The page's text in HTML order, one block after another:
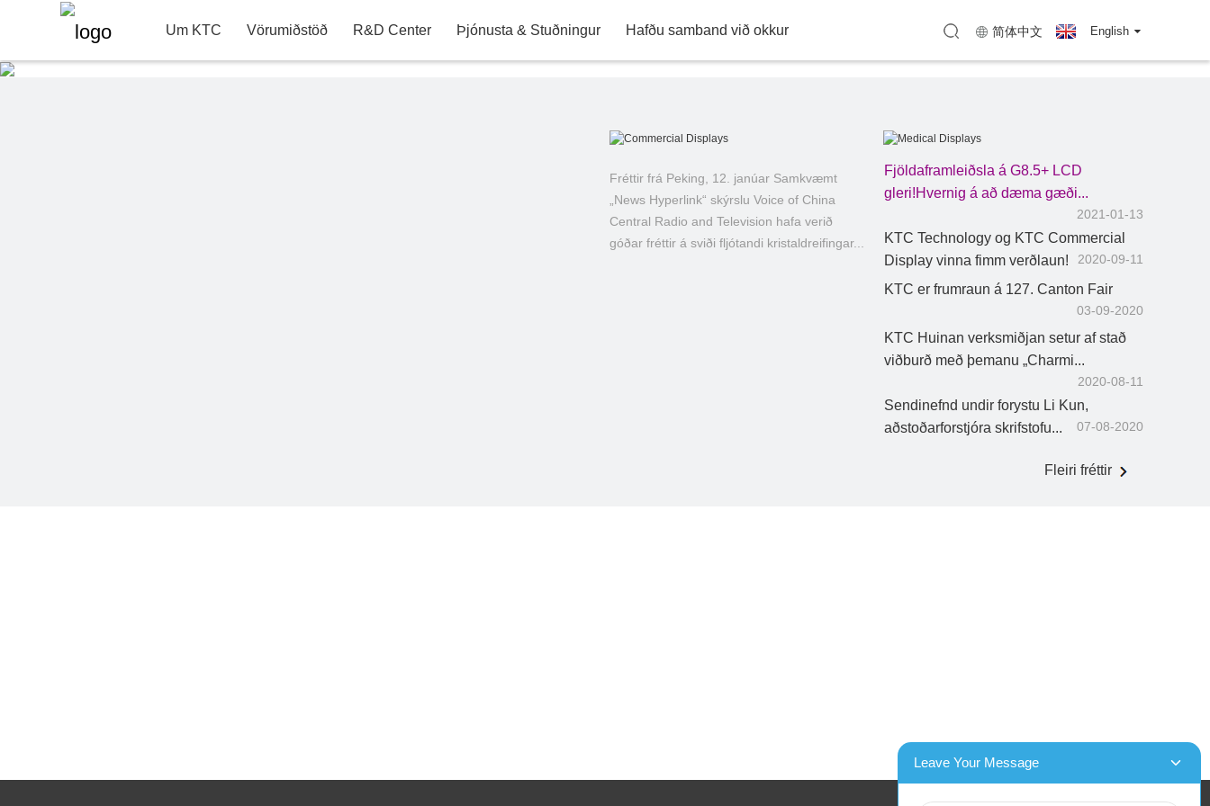
Um KTC Vörumiðstöð R&D Center Þjónusta & Stuðningur Hafðu samband við okkur 简体中文 English
R&D vörudeild
Um KTC
LED sjónvarp
Auglýsingaskjáir
Læknisskjáir
Fréttir frá Peking, 12. janúar Samkvæmt
„News Hyperlink“ skýrslu Voice of China
Central Radio and Television hafa verið
góðar fréttir á sviði fljótandi kristaldreifingar...
Fjöldaframleiðsla á G8.5+ LCD
gleri!Hvernig á að dæma gæði...
2021-01-13
KTC Technology og KTC Commercial
Display vinna fimm verðlaun!
2020-09-11
KTC er frumraun á 127. Canton Fair
03-09-2020
KTC Huinan verksmiðjan setur af stað
viðburð með þemanu „Charmi...
2020-08-11
Sendinefnd undir forystu Li Kun,
aðstoðarforstjóra skrifstofu...
07-08-2020
Fleiri fréttir